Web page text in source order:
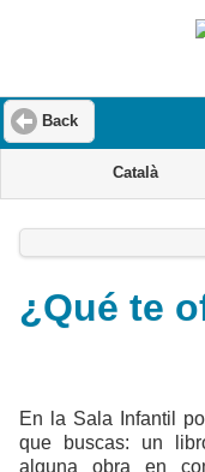
Back
Català
¿Qué te
En la Sala Infantil
que buscas: un
alguna obra en